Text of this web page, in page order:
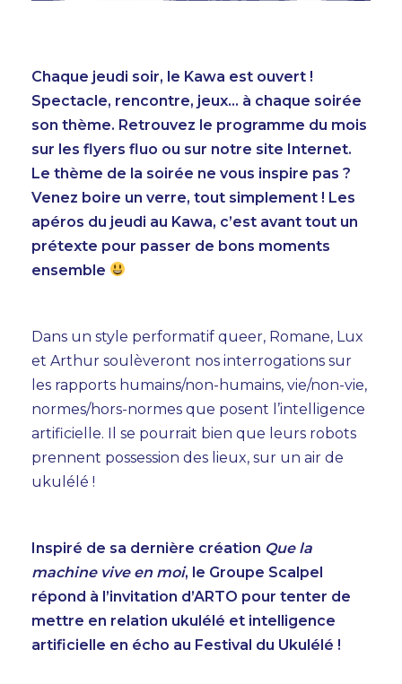
AGENDA
TEMPS FORTS
VOUS + NOUS
Chaque jeudi soir, le Kawa est ouvert !
Spectacle, rencontre, jeux… à chaque soirée
son thème. Retrouvez le programme du mois
sur les flyers fluo ou sur notre site Internet.
Le thème de la soirée ne vous inspire pas ?
Venez boire un verre, tout simplement ! Les
apéros du jeudi au Kawa, c’est avant tout un
prétexte pour passer de bons moments
ensemble
Dans un style performatif queer, Romane, Lux
et Arthur soulèveront nos interrogations sur
les rapports humains/non-humains, vie/non-vie,
normes/hors-normes que posent l’intelligence
artificielle. Il se pourrait bien que leurs robots
prennent possession des lieux, sur un air de
ukulélé !
Inspiré de sa dernière création Que la
machine vive en moi, le Groupe Scalpel
répond à l’invitation d’ARTO pour tenter de
mettre en relation ukulélé et intelligence
artificielle en écho au Festival du Ukulélé !